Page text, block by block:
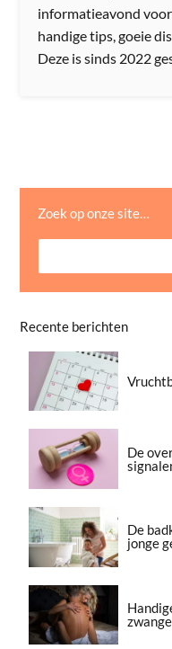
informatieavond
handige tips, goeie
Deze is sinds 2022
Zoek op onze site…
Recente berichten
De
De
jonge